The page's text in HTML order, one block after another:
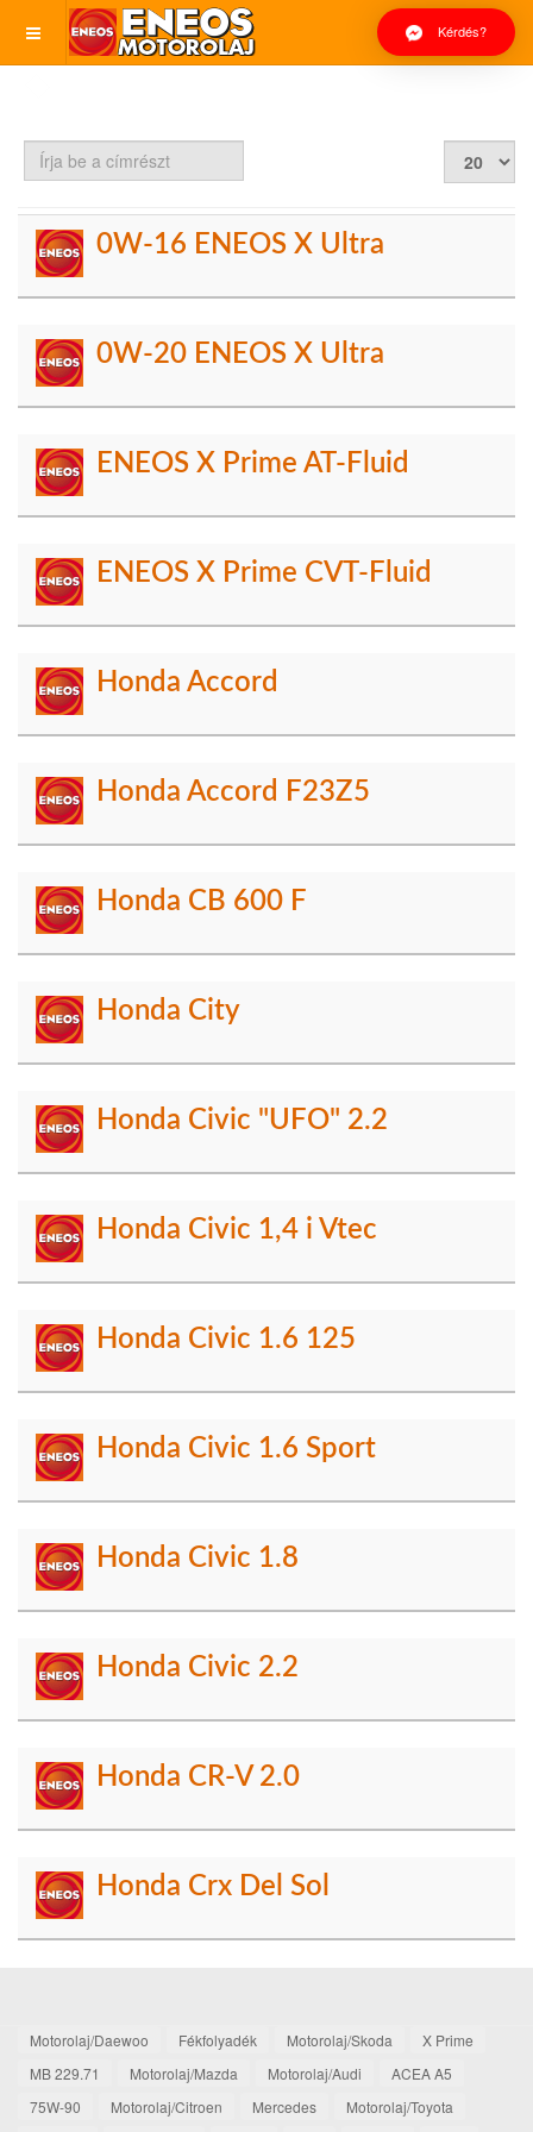
Kérdés?
Írja
a
0W-16 ENEOS X Ultra
0W-20 ENEOS X Ultra
ENEOS X Prime AT-Fluid
ENEOS X Prime CVT-Fluid
Honda Accord
Honda Accord F23Z5
Honda CB 600 F
Honda City
Honda Civic "UFO" 2.2
Honda Civic 1,4 i Vtec
Honda Civic 1.6 125
Honda Civic 1.6 Sport
Honda Civic 1.8
Honda Civic 2.2
Honda CR-V 2.0
Honda Crx Del Sol
Motorolaj/Daewoo Fékfolyadék Motorolaj/Skoda
X Prime
MB 229.71
Motorolaj/Mazda Motorolaj/Audi
ACEA A5
75W-90
Motorolaj/Citroen Mercedes
Motorolaj/Toyota